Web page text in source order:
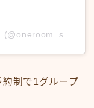
制で1グループ